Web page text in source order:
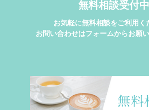
無料相談受付中
お気軽に無料相談をご利用く
お問い合わせはフォームからお願い